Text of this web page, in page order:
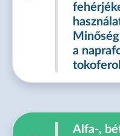
a
Alfa-,